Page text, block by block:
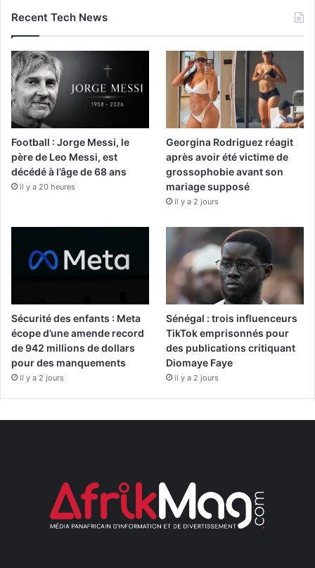
Recent Tech News
Football : Jorge Messi, le
père de Leo Messi, est
décédé à l’âge de 68 ans
il y a 20 heures
Georgina Rodriguez réagit
après avoir été victime de
grossophobie avant son
mariage supposé
il y a 2 jours
Sécurité des enfants : Meta
écope d’une amende record
de 942 millions de dollars
pour des manquements
il y a 2 jours
Sénégal : trois influenceurs
TikTok emprisonnés pour
des publications critiquant
Diomaye Faye
il y a 2 jours